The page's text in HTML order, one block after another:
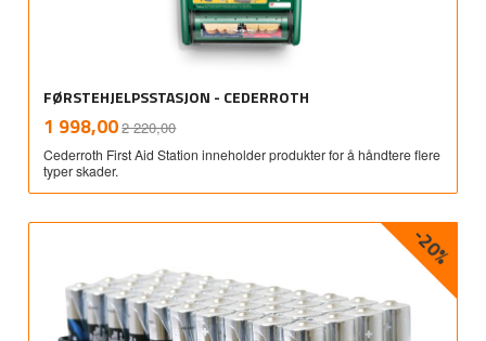
FØRSTEHJELPSSTASJON - CEDERROTH
Tilbud
1 998,002 220,00mva.
Cederroth First Aid Station inneholder produkter for å håndtere flere
typer skader.
-20%